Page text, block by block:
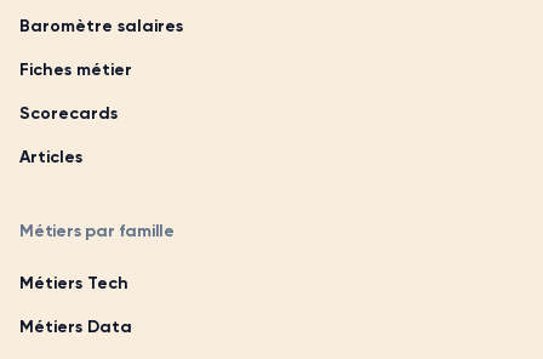
Baromètre salaires
Fiches métier
Scorecards
Articles
Métiers par famille
Métiers Tech
Métiers Data